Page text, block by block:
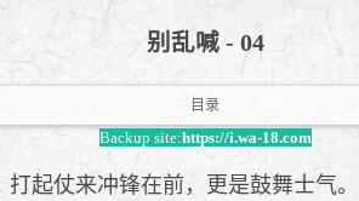
别乱喊 - 04
目录
Backup site:https://i.wa-18.com
起仗来冲锋在前，更是鼓舞士气。